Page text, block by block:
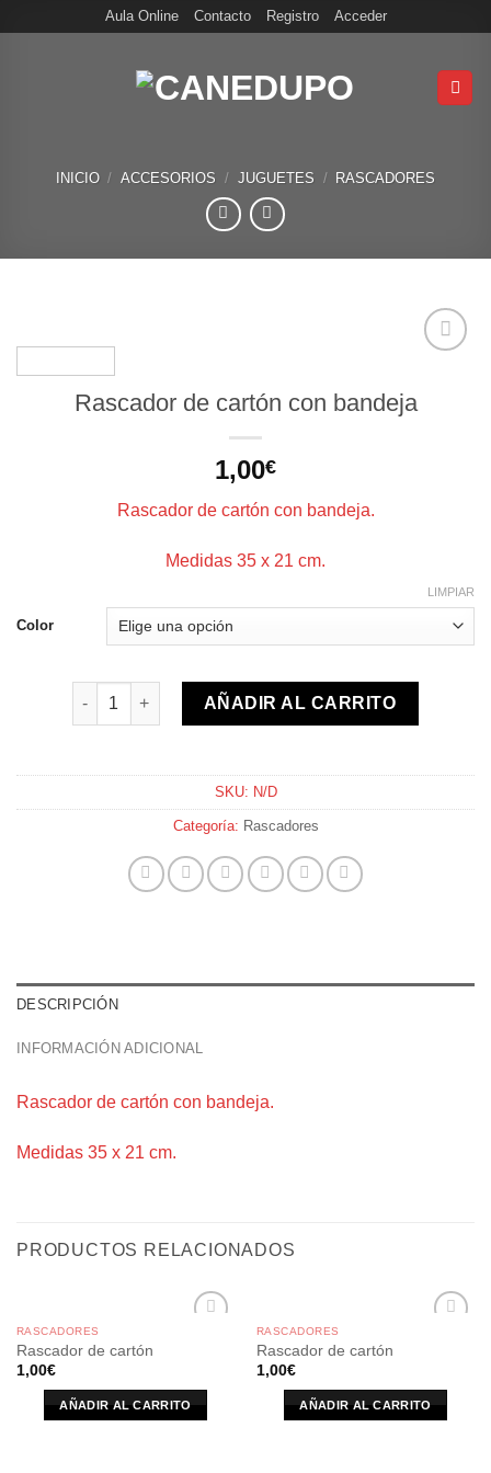
Aula Online Contacto Registro Acceder
INICIO / ACCESORIOS / JUGUETES / RASCADORES
Rascador de cartón con bandeja
1,00€
Rascador de cartón con bandeja.
Medidas 35 x 21 cm.
Color
LIMPIAR
Rascador de cartón con bandeja cantidad
AÑADIR AL CARRITO
SKU: N/D
Categoría: Rascadores
DESCRIPCIÓN
INFORMACIÓN ADICIONAL
Rascador de cartón con bandeja.
Medidas 35 x 21 cm.
PRODUCTOS RELACIONADOS
RASCADORES
Rascador de cartón
1,00€
AÑADIR AL CARRITO
RASCADORES
Rascador de cartón
1,00€
AÑADIR AL CARRITO